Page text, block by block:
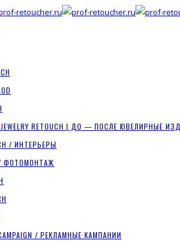
JEWELRY RETOUCH | ДО — ПОСЛЕ ЮВЕЛИРНЫЕ
/ ИНТЕРЬЕРЫ
/ ФОТОМОНТАЖ
CAMPAIGN / РЕКЛАМНЫЕ КАМПАНИИ